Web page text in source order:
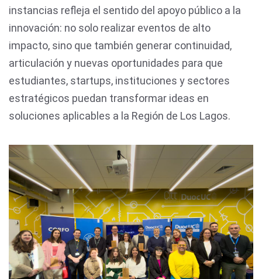
instancias refleja el sentido del apoyo público a la
innovación: no solo realizar eventos de alto
impacto, sino que también generar continuidad,
articulación y nuevas oportunidades para que
estudiantes, startups, instituciones y sectores
estratégicos puedan transformar ideas en
soluciones aplicables a la Región de Los Lagos.